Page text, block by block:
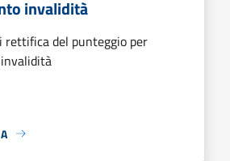
invalidità
rettifica del punteggio per